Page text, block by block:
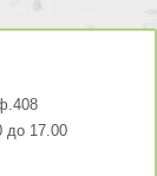
до 17.00